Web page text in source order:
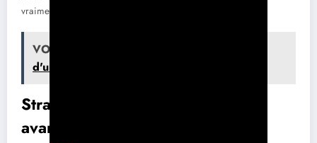
vraiment le cas ou s’agit-il d’une peur infondée ?
VOIR
d'une rencontre amoureuse ?
Stratégies pour réduire l’anxiété
avant de sortir